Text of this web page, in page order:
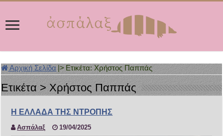
Αρχική Σελίδα |> Ετικέτα:Χρήστος Παππάς
Ετικέτα >Χρήστος Παππάς
Η ΕΛΛΑΔΑ ΤΗΣ ΝΤΡΟΠΗΣ
Ασπάλαξ 19/04/2025